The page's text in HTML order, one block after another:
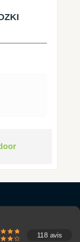
118 avis